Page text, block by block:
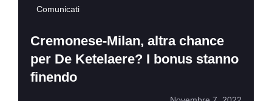
Comunicati
Cremonese-Milan, altra chance
per De Ketelaere? I bonus stanno
finendo